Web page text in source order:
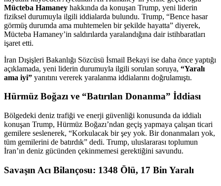
Mücteba Hamaney hakkında da konuşan Trump, yeni liderin
fiziksel durumuyla ilgili iddialarda bulundu. Trump, “Bence hasar
görmüş durumda ama muhtemelen bir şekilde hayatta” diyerek,
Mücteba Hamaney’in saldırılarda yaralandığına dair istihbaratları
işaret etti.
İran Dışişleri Bakanlığı Sözcüsü İsmail Bekayi ise daha önce yaptığı
açıklamada, yeni liderin durumuyla ilgili sorulan soruya, “Yaralı
ama iyi” yanıtını vererek yaralanma iddialarını doğrulamıştı.
Hürmüz Boğazı ve “Batırılan Donanma” İddiası
Bölgedeki deniz trafiği ve enerji güvenliği konusunda da iddialı
konuşan Trump, Hürmüz Boğazı’ndan geçiş yapmaya çalışan ticari
gemilere seslenerek, “Korkulacak bir şey yok. Bir donanmaları yok,
tüm gemilerini de batırdık” dedi. Trump, uluslararası toplumun
İran’ın deniz gücünden çekinmemesi gerektiğini savundu.
Savaşın Acı Bilançosu: 1348 Ölü, 17 Bin Yaralı